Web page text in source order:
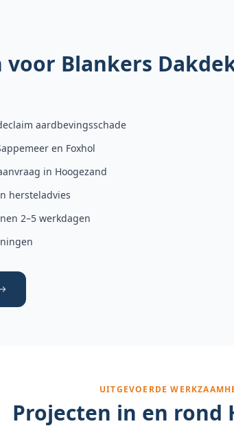
voor Blankers
aardbevingsschade
en Foxhol
in Hoogezand
hersteladvies
2–5 werkdagen
UITGEVOERDE
Projecten in en rond